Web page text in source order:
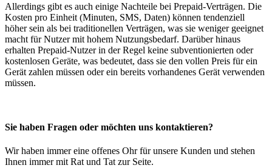
Allerdings gibt es auch einige Nachteile bei Prepaid-Verträgen. Die
Kosten pro Einheit (Minuten, SMS, Daten) können tendenziell
höher sein als bei traditionellen Verträgen, was sie weniger geeignet
macht für Nutzer mit hohem Nutzungsbedarf. Darüber hinaus
erhalten Prepaid-Nutzer in der Regel keine subventionierten oder
kostenlosen Geräte, was bedeutet, dass sie den vollen Preis für ein
Gerät zahlen müssen oder ein bereits vorhandenes Gerät verwenden
müssen.
Sie haben Fragen oder möchten uns kontaktieren?
Wir haben immer eine offenes Ohr für unsere Kunden und stehen
Ihnen immer mit Rat und Tat zur Seite.